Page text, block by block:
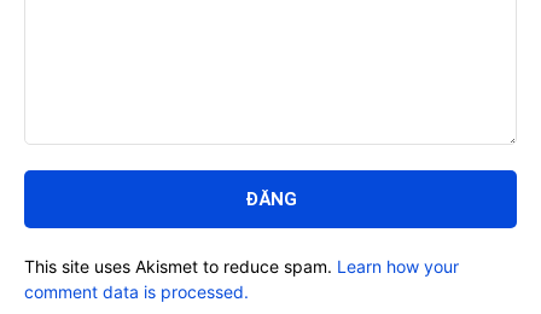
luận:
This site uses Akismet to reduce spam. Learn how your
comment data is processed.